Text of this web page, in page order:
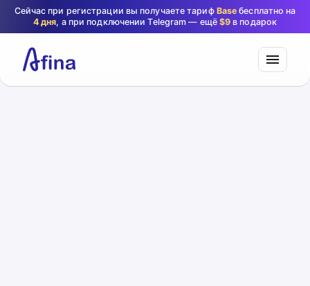
Сейчас при регистрации вы получаете тариф Base бесплатно на
4 дня, а при подключении Telegram — ещё $9 в подарок